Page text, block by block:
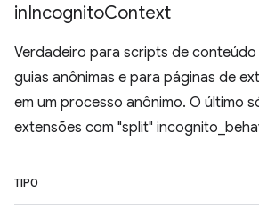
inIncognitoContext
Verdadeiro para scripts de
guias anônimas e para páginas de
em um processo anônimo. O último
extensões com "split"
TIPO